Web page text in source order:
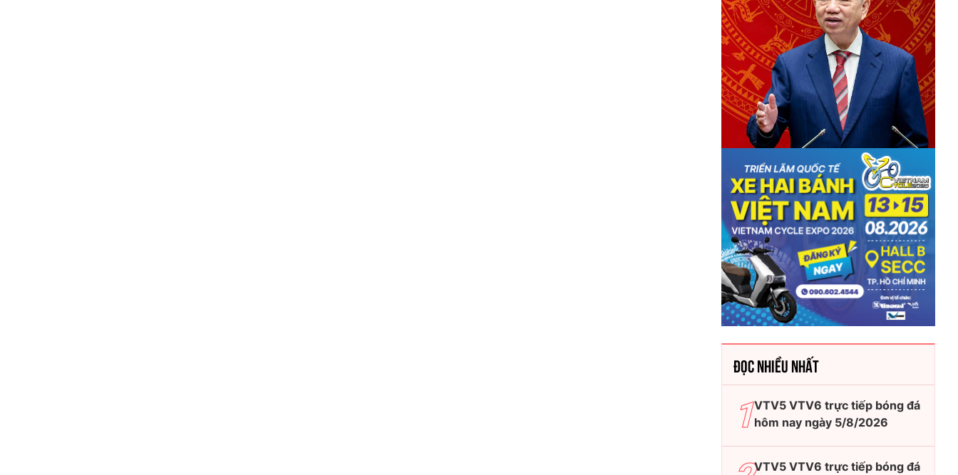
ĐỌC NHIỀU NHẤT
VTV5 VTV6 trực tiếp bóng đá
hôm nay ngày 5/8/2026
VTV5 VTV6 trực tiếp bóng đá